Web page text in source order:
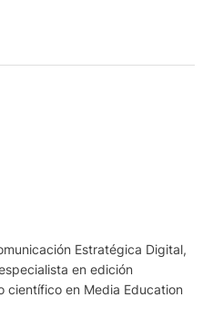
Estratégica Digital,
en edición
científico en Media Education